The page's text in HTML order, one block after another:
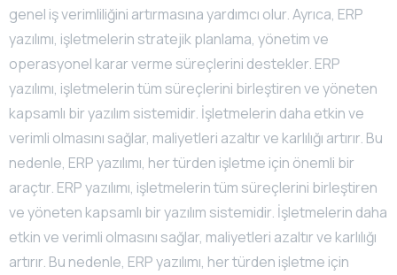
genel iş verimliliğini artırmasına yardımcı olur. Ayrıca, ERP
yazılımı, işletmelerin stratejik planlama, yönetim ve
operasyonel karar verme süreçlerini destekler. ERP
yazılımı, işletmelerin tüm süreçlerini birleştiren ve yöneten
kapsamlı bir yazılım sistemidir. İşletmelerin daha etkin ve
verimli olmasını sağlar, maliyetleri azaltır ve karlılığı artırır. Bu
nedenle, ERP yazılımı, her türden işletme için önemli bir
araçtır. ERP yazılımı, işletmelerin tüm süreçlerini birleştiren
ve yöneten kapsamlı bir yazılım sistemidir. İşletmelerin daha
etkin ve verimli olmasını sağlar, maliyetleri azaltır ve karlılığı
artırır. Bu nedenle, ERP yazılımı, her türden işletme için